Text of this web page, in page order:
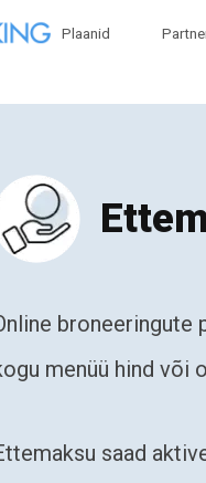
Plaanid
broneeringute
menüü hind või
saad